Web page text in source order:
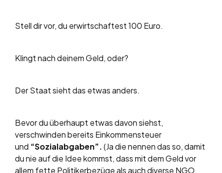
Stell dir vor, du erwirtschaftest 100 Euro.
Klingt nach deinem Geld, oder?
Der Staat sieht das etwas anders.
Bevor du überhaupt etwas davon siehst,
verschwinden bereits Einkommensteuer
und “Sozialabgaben”.(Ja die nennen das so, damit
du nie auf die Idee kommst, dass mit dem Geld vor
allem fette Politikerbezüge als auch diverse NGO